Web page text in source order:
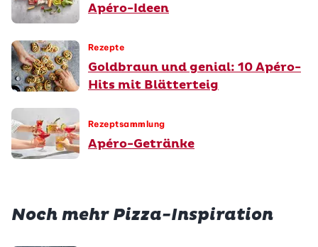
Apéro-Ideen
Rezepte
Goldbraun und genial: 10 Apéro-
Hits mit Blätterteig
Rezeptsammlung
Apéro-Getränke
Noch mehr Pizza-Inspiration